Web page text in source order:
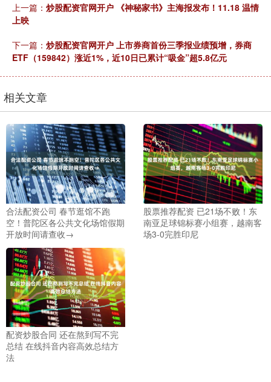
上一篇： 炒股配资官网开户 《神秘家书》主海报发布！11.18 温情
上映
下一篇： 炒股配资官网开户 上市券商首份三季报业绩预增，券商
ETF（159842）涨近1%，近10日已累计“吸金”超5.8亿元
相关文章
合法配资公司 春节逛馆不跑
空！普陀区各公共文化场馆假期
开放时间请查收→
股票推荐配资 已21场不败！东
南亚足球锦标赛小组赛，越南客
场3-0完胜印尼
配资炒股合同 还在熬到写不完
总结 在线抖音内容高效总结方
法